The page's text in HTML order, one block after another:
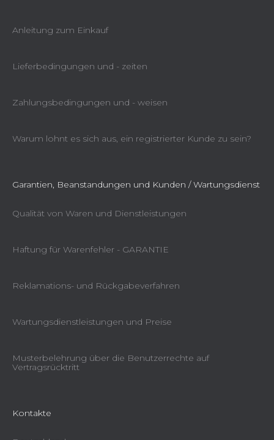
Anleitung zum Einkauf
Lieferbedingungen und - zeiten
Zahlungsbedingungen und - weisen
Warum lohnt es sich aus, ein registrierter Kunde zu sein?
Garantien, Beanstandungen und Kunden / Wartungsdienst
Qualität von Waren und Dienstleistungen
Haftung für Warenfehler - GARANTIE
Reklamations- und Rückgabeverfahren
Wartungsdienstleistungen und Preise
Musterbelehrung über die Benutzerrechte auf
Vertragsrücktritt
Kontakte